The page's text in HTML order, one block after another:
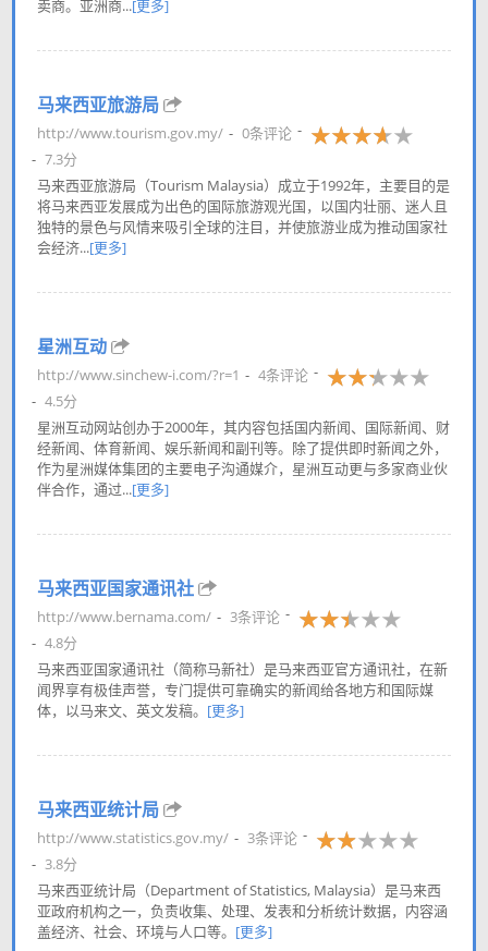
卖商。亚洲商...[更多]
马来西亚旅游局
http://www.tourism.gov.my/
0条评论
7.3分
马来西亚旅游局（Tourism Malaysia）成立于1992年，主要目的是
将马来西亚发展成为出色的国际旅游观光国，以国内壮丽、迷人且
独特的景色与风情来吸引全球的注目，并使旅游业成为推动国家社
会经济...[更多]
星洲互动
http://www.sinchew-i.com/?r=1
4条评论
4.5分
星洲互动网站创办于2000年，其内容包括国内新闻、国际新闻、财
经新闻、体育新闻、娱乐新闻和副刊等。除了提供即时新闻之外，
作为星洲媒体集团的主要电子沟通媒介，星洲互动更与多家商业伙
伴合作，通过...[更多]
马来西亚国家通讯社
http://www.bernama.com/
3条评论
4.8分
马来西亚国家通讯社（简称马新社）是马来西亚官方通讯社，在新
闻界享有极佳声誉，专门提供可靠确实的新闻给各地方和国际媒
体，以马来文、英文发稿。 [更多]
马来西亚统计局
http://www.statistics.gov.my/
3条评论
3.8分
马来西亚统计局（Department of Statistics, Malaysia）是马来西
亚政府机构之一，负责收集、处理、发表和分析统计数据，内容涵
盖经济、社会、环境与人口等。 [更多]